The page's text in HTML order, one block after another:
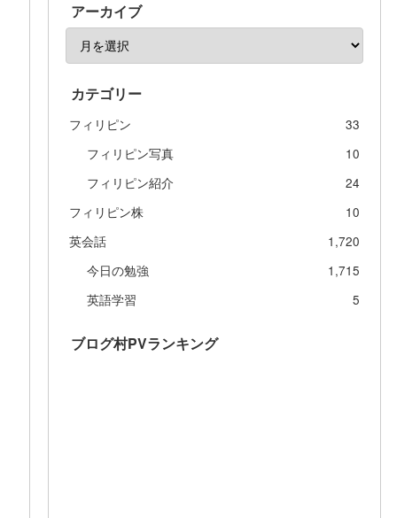
アーカイブ
カテゴリー
フィリピン
33
フィリピン写真
10
フィリピン紹介
24
フィリピン株
10
英会話
1,720
今日の勉強
1,715
英語学習
5
ブログ村PVランキング